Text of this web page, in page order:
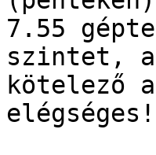
7.55
szintet,
kötelező